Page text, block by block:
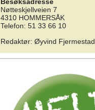
Nøtteskjellveien 7
4310 HOMMERSÅK
Telefon: 51 33 66 10
Redaktør: Øyvind Fjermestad